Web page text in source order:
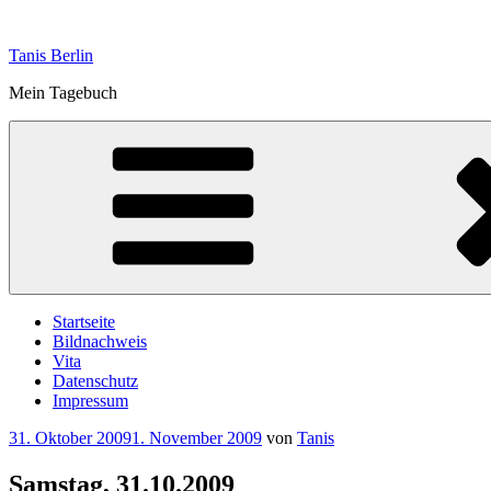
springen
Tanis Berlin
Mein Tagebuch
Startseite
Bildnachweis
Vita
Datenschutz
Impressum
Veröffentlicht
31. Oktober 20091. November 2009 von Tanis
Samstag, 31.10.2009